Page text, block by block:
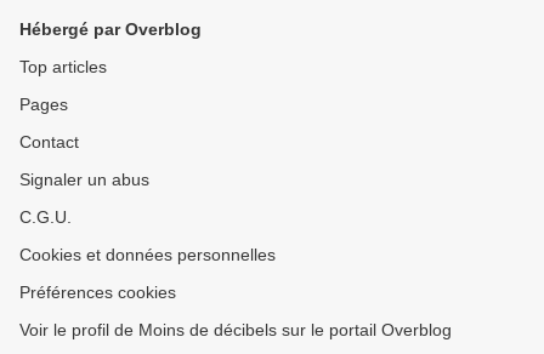
Hébergé par Overblog
Top articles
Pages
Contact
Signaler un abus
C.G.U.
Cookies et données personnelles
Préférences cookies
Voir le profil de Moins de décibels sur le portail Overblog